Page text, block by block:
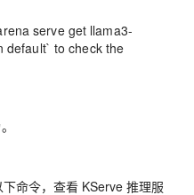
serve get llama3-
default` to check the
命令，查看 KServe 推理服